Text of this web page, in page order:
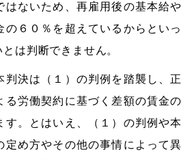
はないため、再雇用後の基本給や
の６０％を超えているからといっ
は判断できません。
決は（１）の判例を踏襲し、正
る労働契約に基づく差額の賃金の
す。とはいえ、（１）の判例や本
定め方やその他の事情によって異